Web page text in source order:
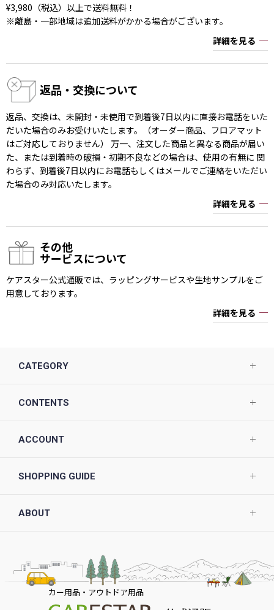
¥3,980（税込）以上で送料無料！
※離島・一部地域は追加送料がかかる場合がございます。
詳細を見る
返品・交換について
返品、交換は、未開封・未使用で到着後7日以内に直接お電話をいた
だいた場合のみお受けいたします。（オーダー商品、フロアマット
はご対応しておりません） 万一、注文した商品と異なる商品が届い
た、または到着時の破損・初期不良などの場合は、使用の有無に 関
わらず、到着後7日以内にお電話もしくはメールでご連絡をいただい
た場合のみ対応いたします。
詳細を見る
その他
サービスについて
ケアスター公式通販では、ラッピングサービスや生地サンプルをご
用意しております。
詳細を見る
CATEGORY
CONTENTS
ACCOUNT
SHOPPING GUIDE
ABOUT
カー用品・アウトドア用品